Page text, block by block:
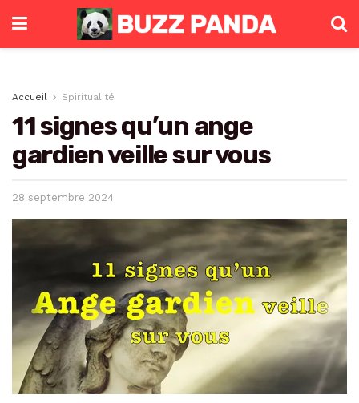
Accueil Spiritualité
11 signes qu’un ange
gardien veille sur vous
28 septembre 2024